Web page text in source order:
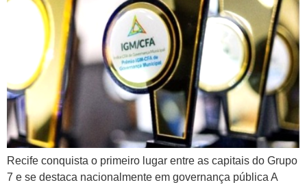
Recife conquista o primeiro lugar entre as capitais do Grupo
7 e se destaca nacionalmente em governança pública A